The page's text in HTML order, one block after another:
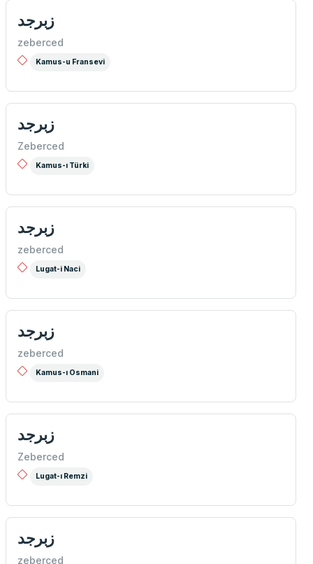
زبرجد
zeberced
Kamus-u Fransevi
زبرجد
Zeberced
Kamus-ı Türki
زبرجد
zeberced
Lugat-i Naci
زبرجد
zeberced
Kamus-ı Osmani
زبرجد
Zeberced
Lugat-ı Remzi
زبرجد
zeberced